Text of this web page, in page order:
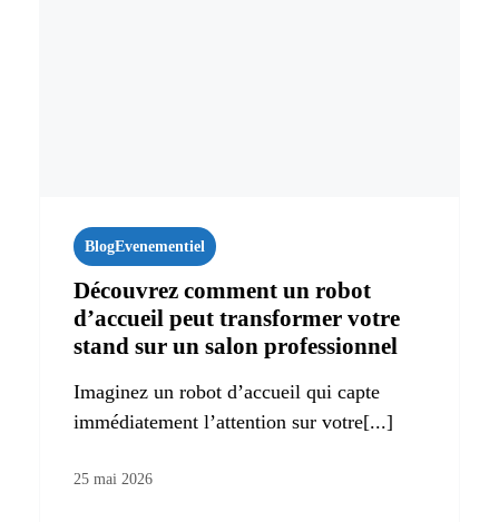
BlogEvenementiel
Découvrez comment un robot
d’accueil peut transformer votre
stand sur un salon professionnel
Imaginez un robot d’accueil qui capte
immédiatement l’attention sur votre[...]
25 mai 2026